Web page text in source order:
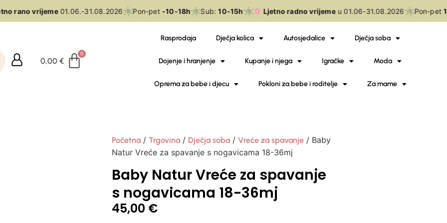
rano vrijeme01.06.-31.08.2026 Pon-pet-10-18h Sub:10-15h Ljetno radno vrijemeu 01.06-31.08.2026 Pon-pet
0,00€
Rasprodaja Dječja kolica Autosjedalice Dječja soba
Dojenje i hranjenje Kupanje i njega Igračke Moda
Oprema za bebe i djecu Pokloni za bebe i roditelje Za mame
Početna / Trgovina / Dječja soba / Vreće za spavanje / Baby
Natur Vreće za spavanje s nogavicama 18-36mj
Baby Natur Vreće za spavanje
s nogavicama 18-36mj
45,00 €